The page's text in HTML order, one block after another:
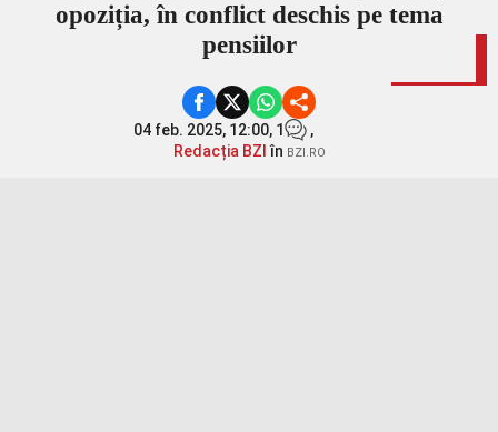
opoziția, în conflict deschis pe tema
pensiilor
04 feb. 2025, 12:00, 1
,
Redacția BZI în BZI.RO